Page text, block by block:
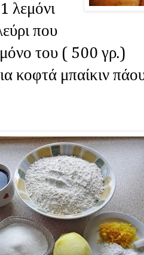
λεμόνι
που
του ( 500 γρ.)
κοφτά μπαίκιν